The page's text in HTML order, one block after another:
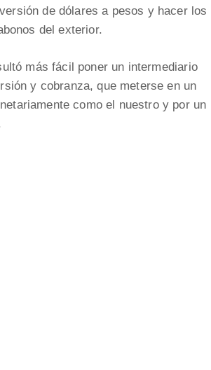
de dólares a pesos y hacer los
del exterior.
más fácil poner un intermediario
y cobranza, que meterse en un
como el nuestro y por un